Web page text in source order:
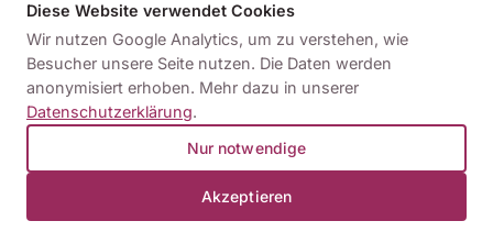
suchen. Dabei zeigt die Erfahrung: Je früher eine
professionelle Begleitung beginnt, desto größer ist der
Handlungsspielraum. Ein unverbindliches Erstgespräch
gibt Ihnen Orientierung – ohne Verpflichtung.
Kennenlerngespräch buchen
Diese Website verwendet Cookies
Wir nutzen Google Analytics, um zu verstehen, wie
Besucher unsere Seite nutzen. Die Daten werden
anonymisiert erhoben. Mehr dazu in unserer
Datenschutzerklärung.
Nur notwendige
Akzeptieren